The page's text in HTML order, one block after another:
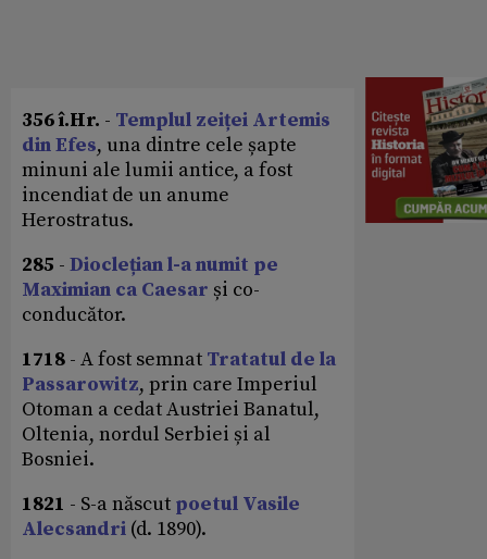
356 î.Hr. - Templul zeiței Artemis
din Efes, una dintre cele șapte
minuni ale lumii antice, a fost
incendiat de un anume
Herostratus.
285 - Dioclețian l-a numit pe
Maximian ca Caesar și co-
conducător.
1718 - A fost semnat Tratatul de la
Passarowitz, prin care Imperiul
Otoman a cedat Austriei Banatul,
Oltenia, nordul Serbiei și al
Bosniei.
1821 - S-a născut poetul Vasile
Alecsandri (d. 1890).